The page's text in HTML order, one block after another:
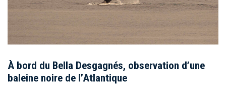
À bord du Bella Desgagnés, observation d’une
baleine noire de l’Atlantique